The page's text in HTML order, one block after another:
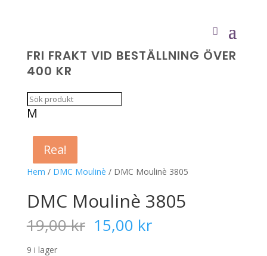
FRI FRAKT VID BESTÄLLNING ÖVER
400 KR
M
Hem / DMC Moulinè / DMC Moulinè 3805
Rea!
DMC Moulinè 3805
19,00kr Det
ursprungliga
15,00 krDet
9 i lager
Rea!
Rea!
Rea!